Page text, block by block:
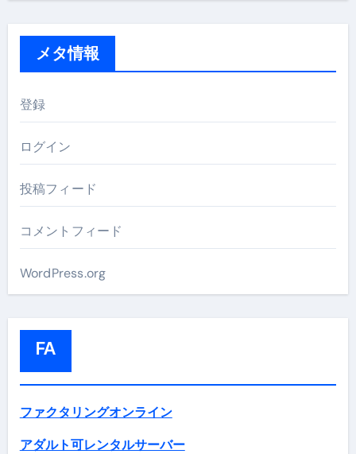
メタ情報
登録
ログイン
投稿フィード
コメントフィード
WordPress.org
FA
ファクタリングオンライン
アダルト可レンタルサーバー